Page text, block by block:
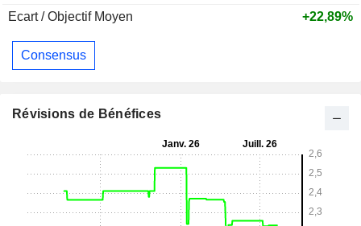
Ecart / Objectif Moyen
+22,89%
Consensus
Révisions de Bénéfices